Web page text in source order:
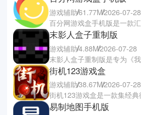
游戏辅助61.77M2026-07-28
末影人盒子重制版
游戏辅助4.88M2026-07-28
街机123游戏盒
游戏辅助38.67M2026-07-28
易制地图手机版